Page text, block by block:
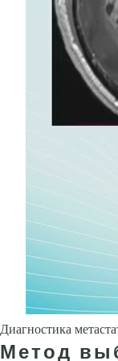
Диагностика
Метод